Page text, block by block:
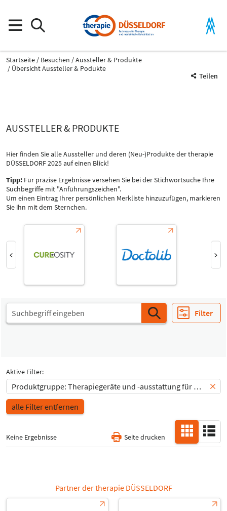
Startseite Besuchen
Aussteller & Produkte
Übersicht Aussteller & Podukte
Teilen
AUSSTELLER & PRODUKTE
Hier finden Sie alle Aussteller und deren (Neu-)Produkte der therapie
DÜSSELDORF 2025 auf einen Blick!
Tipp: Für präzise Ergebnisse versehen Sie bei der Stichwortsuche Ihre
Suchbegriffe mit "Anführungszeichen".
Um einen Eintrag Ihrer persönlichen Merkliste hinzuzufügen, markieren
Sie ihn mit dem Sternchen.
Filter
Produktgruppe
Therapiegeräte und -ausstattung für Ergotherapie / Logopädie
Select Input
Katalog
Special Interests
Alle
Aktive Filter:
Produktgruppe: Therapiegeräte und -ausstattung für Ergotherapie / Logopädie
alle Filter entfernen
Keine Ergebnisse Seite drucken
Partner der therapie DÜSSELDORF